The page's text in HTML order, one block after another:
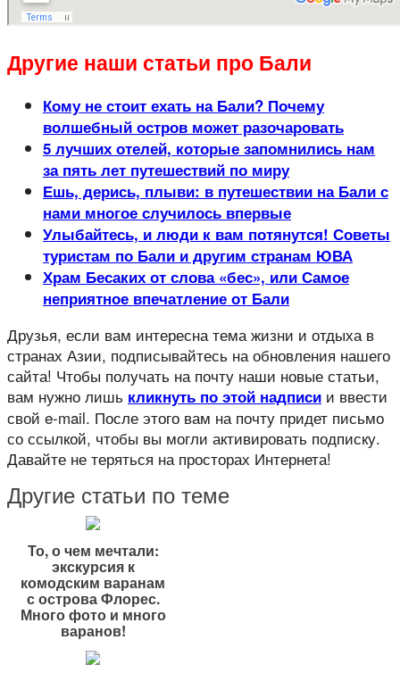
Другие наши статьи про Бали
Кому не стоит ехать на Бали? Почему
волшебный остров может разочаровать
5 лучших отелей, которые запомнились нам
за пять лет путешествий по миру
Ешь, дерись, плыви: в путешествии на Бали с
нами многое случилось впервые
Улыбайтесь, и люди к вам потянутся! Советы
туристам по Бали и другим странам ЮВА
Храм Бесаких от слова «бес», или Самое
неприятное впечатление от Бали
Друзья, если вам интересна тема жизни и отдыха в
странах Азии, подписывайтесь на обновления нашего
сайта! Чтобы получать на почту наши новые статьи,
вам нужно лишь кликнуть по этой надписи и ввести
свой e-mail. После этого вам на почту придет письмо
со ссылкой, чтобы вы могли активировать подписку.
Давайте не теряться на просторах Интернета!
Другие статьи по теме
То, о чем мечтали:
экскурсия к
комодским варанам
с острова Флорес.
Много фото и много
варанов!